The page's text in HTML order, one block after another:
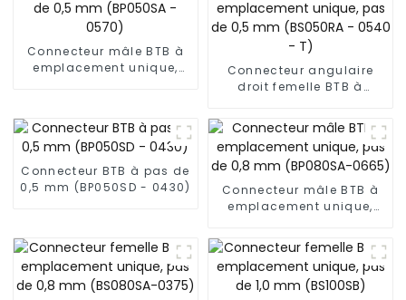
Connecteur mâle BTB à
emplacement unique,
Connecteur angulaire
droit femelle BTB à
pas de 0,5 mm (BS050RA
- 0540 - T)
Connecteur BTB à pas de
0,5 mm (BP050SD - 0430)
Connecteur mâle BTB à
emplacement unique,
(BP080SA-0665)